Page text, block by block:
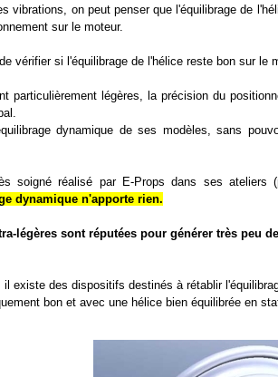
vibrations, on peut penser que l'équilibrage de
sur le moteur.
vérifier si l'équilibrage de l'hélice reste bon sur le
particulièrement légères, la précision du
dynamique de ses modèles, sans
soigné réalisé par E-Props dans ses
dynamique n'apporte rien.
légères sont réputées pour générer très peu
il existe des dispositifs destinés à rétablir
bon et avec une hélice bien équilibrée en